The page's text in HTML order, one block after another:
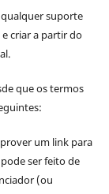
suporte
criar a partir do
que os termos
um link para
ser feito de
(ou